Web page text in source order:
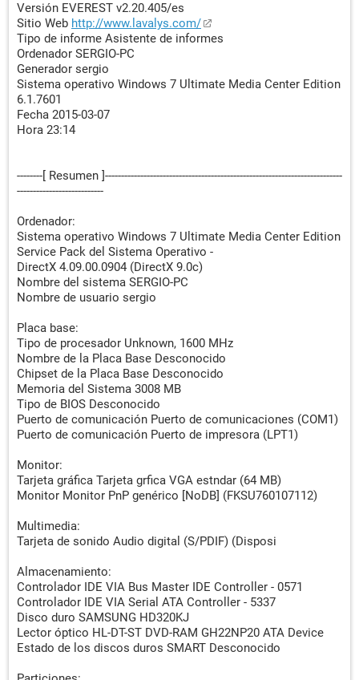
Versión EVEREST v2.20.405/es
Sitio Web http://www.lavalys.com/
Tipo de informe Asistente de informes
Ordenador SERGIO-PC
Generador sergio
Sistema operativo Windows 7 Ultimate Media Center Edition
6.1.7601
Fecha 2015-03-07
Hora 23:14
--------[ Resumen ]--------------------------------------------------------------------------
---------------------------
Ordenador:
Sistema operativo Windows 7 Ultimate Media Center Edition
Service Pack del Sistema Operativo -
DirectX 4.09.00.0904 (DirectX 9.0c)
Nombre del sistema SERGIO-PC
Nombre de usuario sergio
Placa base:
Tipo de procesador Unknown, 1600 MHz
Nombre de la Placa Base Desconocido
Chipset de la Placa Base Desconocido
Memoria del Sistema 3008 MB
Tipo de BIOS Desconocido
Puerto de comunicación Puerto de comunicaciones (COM1)
Puerto de comunicación Puerto de impresora (LPT1)
Monitor:
Tarjeta gráfica Tarjeta grfica VGA estndar (64 MB)
Monitor Monitor PnP genérico [NoDB] (FKSU760107112)
Multimedia:
Tarjeta de sonido Audio digital (S/PDIF) (Disposi
Almacenamiento:
Controlador IDE VIA Bus Master IDE Controller - 0571
Controlador IDE VIA Serial ATA Controller - 5337
Disco duro SAMSUNG HD320KJ
Lector óptico HL-DT-ST DVD-RAM GH22NP20 ATA Device
Estado de los discos duros SMART Desconocido